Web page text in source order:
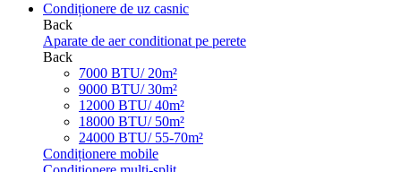
Condiționere de uz casnic
Back
Aparate de aer conditionat pe perete
Back
7000 BTU/ 20m²
9000 BTU/ 30m²
12000 BTU/ 40m²
18000 BTU/ 50m²
24000 BTU/ 55-70m²
Condiționere mobile